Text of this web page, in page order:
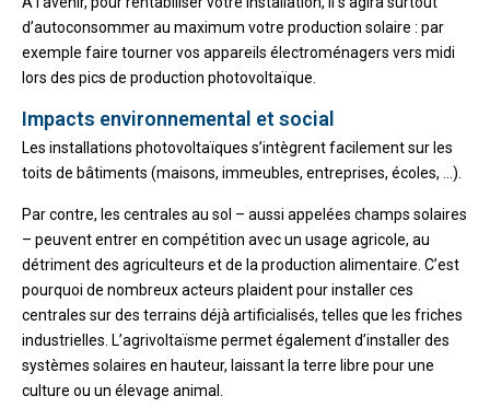
d’autoconsommer au maximum votre production solaire : par
exemple faire tourner vos appareils électroménagers vers midi
lors des pics de production photovoltaïque.
Impacts environnemental et social
Les installations photovoltaïques s’intègrent facilement sur les
toits de bâtiments (maisons, immeubles, entreprises, écoles, …).
Par contre, les centrales au sol – aussi appelées champs solaires
– peuvent entrer en compétition avec un usage agricole, au
détriment des agriculteurs et de la production alimentaire. C’est
pourquoi de nombreux acteurs plaident pour installer ces
centrales sur des terrains déjà artificialisés, telles que les friches
industrielles. L’agrivoltaïsme permet également d’installer des
systèmes solaires en hauteur, laissant la terre libre pour une
culture ou un élevage animal.